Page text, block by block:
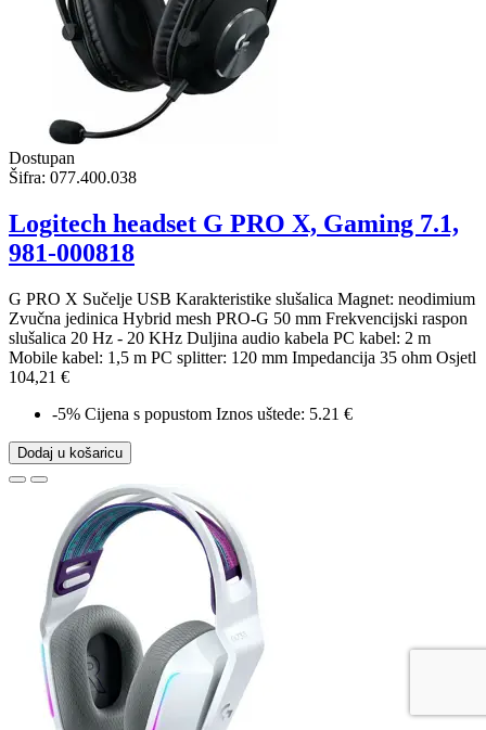
Dostupan
Šifra: 077.400.038
Logitech headset G PRO X, Gaming 7.1,
981-000818
G PRO X Sučelje USB Karakteristike slušalica Magnet: neodimium
Zvučna jedinica Hybrid mesh PRO-G 50 mm Frekvencijski raspon
slušalica 20 Hz - 20 KHz Duljina audio kabela PC kabel: 2 m
Mobile kabel: 1,5 m PC splitter: 120 mm Impedancija 35 ohm Osjetl
104,21 €
-5% Cijena s popustom Iznos uštede: 5.21 €
Dodaj u košaricu